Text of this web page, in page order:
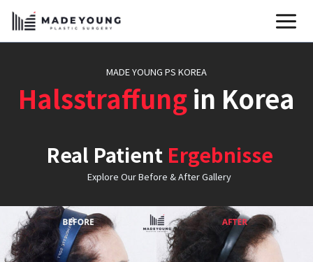
Zum
Inhalt
springen
MADE YOUNG PS KOREA
Halsstraffungin Korea
Real Patient Ergebnisse
Explore Our Before & After Gallery